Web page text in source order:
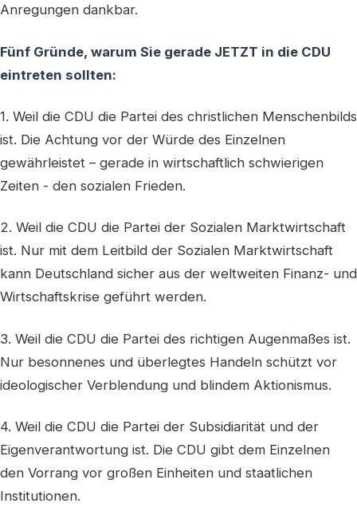
Anregungen dankbar.
Fünf Gründe, warum Sie gerade JETZT in die CDU
eintreten sollten:
1. Weil die CDU die Partei des christlichen Menschenbilds
ist. Die Achtung vor der Würde des Einzelnen
gewährleistet – gerade in wirtschaftlich schwierigen
Zeiten - den sozialen Frieden.
2. Weil die CDU die Partei der Sozialen Marktwirtschaft
ist. Nur mit dem Leitbild der Sozialen Marktwirtschaft
kann Deutschland sicher aus der weltweiten Finanz- und
Wirtschaftskrise geführt werden.
3. Weil die CDU die Partei des richtigen Augenmaßes ist.
Nur besonnenes und überlegtes Handeln schützt vor
ideologischer Verblendung und blindem Aktionismus.
4. Weil die CDU die Partei der Subsidiarität und der
Eigenverantwortung ist. Die CDU gibt dem Einzelnen
den Vorrang vor großen Einheiten und staatlichen
Institutionen.